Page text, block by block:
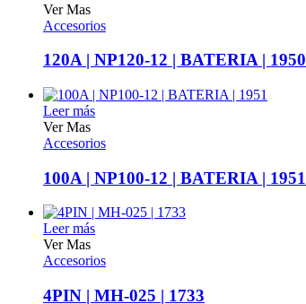
Ver Mas
Accesorios
120A | NP120-12 | BATERIA | 1950
Leer más
Ver Mas
Accesorios
100A | NP100-12 | BATERIA | 1951
Leer más
Ver Mas
Accesorios
4PIN | MH-025 | 1733